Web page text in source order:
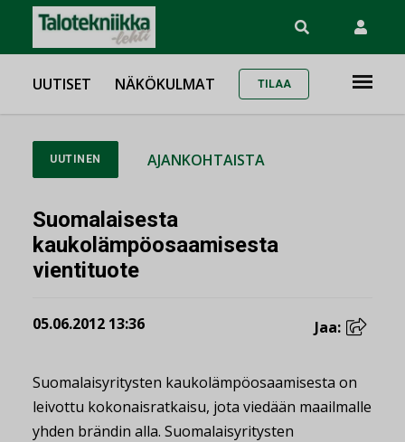
UUTISET NÄKÖKULMAT TILAA
UUTINEN AJANKOHTAISTA
Suomalaisesta
kaukolämpöosaamisesta
vientituote
05.06.2012 13:36 Jaa:
Suomalaisyritysten kaukolämpöosaamisesta on
leivottu kokonaisratkaisu, jota viedään maailmalle
yhden brändin alla. Suomalaisyritysten